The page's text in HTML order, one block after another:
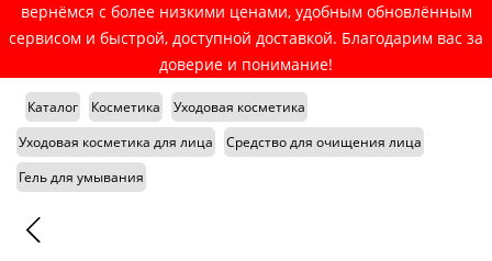
вернёмся с более низкими ценами, удобным обновлённым
сервисом и быстрой, доступной доставкой. Благодарим вас за
доверие и понимание!
Каталог Косметика
Уходовая косметика
Уходовая косметика для лица
Средство для очищения лица
Гель для умывания